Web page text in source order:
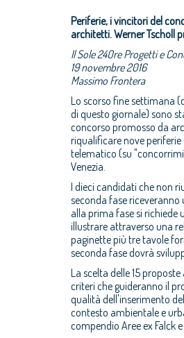
Periferie, i vincitori del
architetti. Werner Tscholl
Il Sole 24Ore Progetti e
19 novembre 2016
Massimo Frontera
Lo scorso fine settimana
di questo giornale) sono
concorso promosso da
riqualificare nove
telematico (su
Venezia.
I dieci candidati che non
seconda fase riceveranno
alla prima fase si richiede
illustrare attraverso una
paginette più tre tavole
seconda fase dovrà
La scelta delle 15
criteri che guideranno il
qualità dell'inserimento
contesto ambientale e
compendio Aree ex Falck